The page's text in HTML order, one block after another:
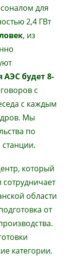
для
2,4 ГВт
, из
АЭС будет 8-
с
с каждым
Мы
по
который
области
от
категории.